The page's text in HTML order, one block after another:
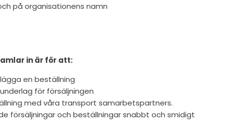
på organisationens namn
in är för att:
en beställning
för försäljningen
med våra transport samarbetspartners.
försäljningar och beställningar snabbt och smidigt